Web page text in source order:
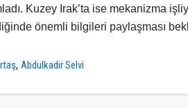
Kuzey Irak’ta ise mekanizma
önemli bilgileri paylaşması
,Abdulkadir Selvi